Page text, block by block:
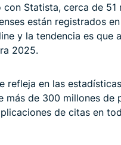
con Statista, cerca de 51
están registrados
y la tendencia es que
2025.
refleja en las
más de 300 millones de
de citas en